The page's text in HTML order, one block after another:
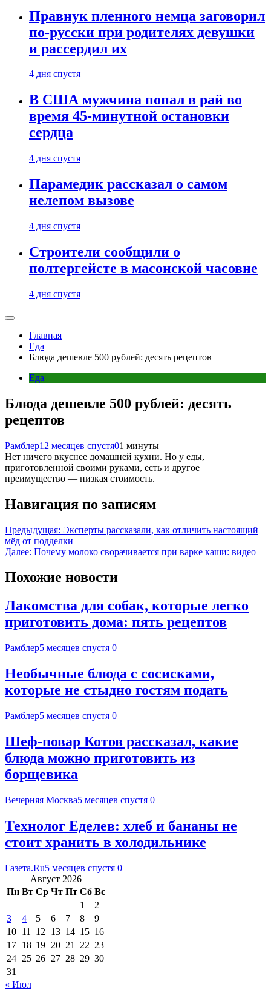
Правнук пленного немца заговорил
по-русски при родителях девушки
и рассердил их
4 дня спустя
В США мужчина попал в рай во
время 45-минутной остановки
сердца
4 дня спустя
Парамедик рассказал о самом
нелепом вызове
4 дня спустя
Строители сообщили о
полтергейсте в масонской часовне
4 дня спустя
Главная
Еда
Блюда дешевле 500 рублей: десять рецептов
Еда
Блюда дешевле 500 рублей: десять
рецептов
Рамблер12 месяцев спустя01 минуты
Нет ничего вкуснее домашней кухни. Но у еды,
приготовленной своими руками, есть и другое
преимущество — низкая стоимость.
Навигация по записям
Предыдущая: Эксперты рассказали, как отличить настоящий
мёд от подделки
Далее: Почему молоко сворачивается при варке каши: видео
Похожие новости
Лакомства для собак, которые легко
приготовить дома: пять рецептов
Рамблер5 месяцев спустя 0
Необычные блюда с сосисками,
которые не стыдно гостям подать
Рамблер5 месяцев спустя 0
Шеф-повар Котов рассказал, какие
блюда можно приготовить из
борщевика
Вечерняя Москва5 месяцев спустя 0
Технолог Еделев: хлеб и бананы не
стоит хранить в холодильнике
Газета.Ru5 месяцев спустя 0
Август 2026
Пн Вт Ср Чт Пт Сб Вс
1
2
3
4 5 6 7 8
9
10 11 12 13 14 15 16
17 18 19 20 21 22 23
24 25 26 27 28 29 30
31
« Июл